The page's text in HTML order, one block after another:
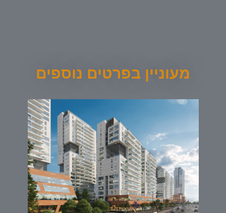
מעוניין בפרטים נוספים